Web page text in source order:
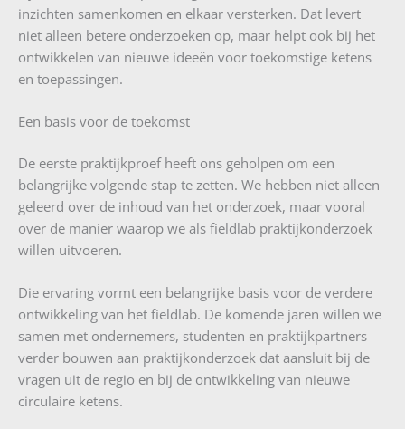
inzichten samenkomen en elkaar versterken. Dat levert
niet alleen betere onderzoeken op, maar helpt ook bij het
ontwikkelen van nieuwe ideeën voor toekomstige ketens
en toepassingen.
Een basis voor de toekomst
De eerste praktijkproef heeft ons geholpen om een
belangrijke volgende stap te zetten. We hebben niet alleen
geleerd over de inhoud van het onderzoek, maar vooral
over de manier waarop we als fieldlab praktijkonderzoek
willen uitvoeren.
Die ervaring vormt een belangrijke basis voor de verdere
ontwikkeling van het fieldlab. De komende jaren willen we
samen met ondernemers, studenten en praktijkpartners
verder bouwen aan praktijkonderzoek dat aansluit bij de
vragen uit de regio en bij de ontwikkeling van nieuwe
circulaire ketens.